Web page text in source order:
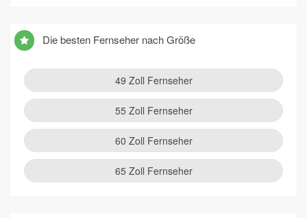
Die besten Fernseher nach Größe
49 Zoll Fernseher
55 Zoll Fernseher
60 Zoll Fernseher
65 Zoll Fernseher